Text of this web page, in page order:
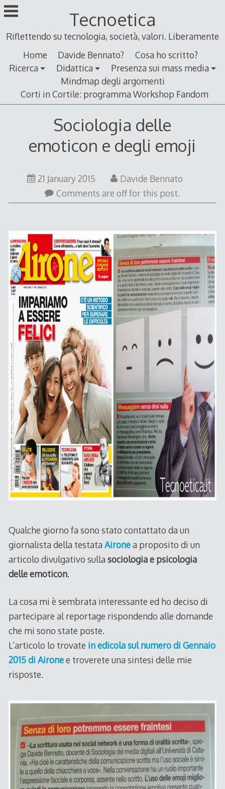
Skip
to
Tecnoetica
Riflettendo su tecnologia, società, valori. Liberamente
Home
Davide Bennato?
Cosa ho scritto?
Ricerca
Didattica
Presenza sui mass media
Mindmap degli argomenti
Corti in Cortile: programma Workshop Fandom
Sociologia delle
emoticon e degli emoji
21 January 2015
Davide Bennato
Comments are off for this post.
Qualche giorno fa sono stato contattato da un
giornalista della testataAironea proposito di un
articolo divulgativo sullasociologia e psicologia
delle emoticon.
La cosa mi è sembrata interessante ed ho deciso di
partecipare al reportage rispondendo alle domande
che mi sono state poste.
L’articolo lo trovate in edicola sul numero di Gennaio
2015 di Aironee troverete una sintesi delle mie
risposte.